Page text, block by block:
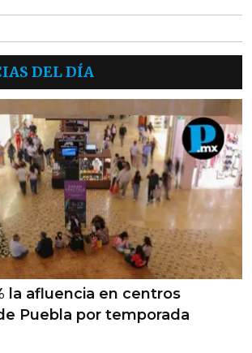
DEL DÍA
la afluencia en centros
Puebla por temporada